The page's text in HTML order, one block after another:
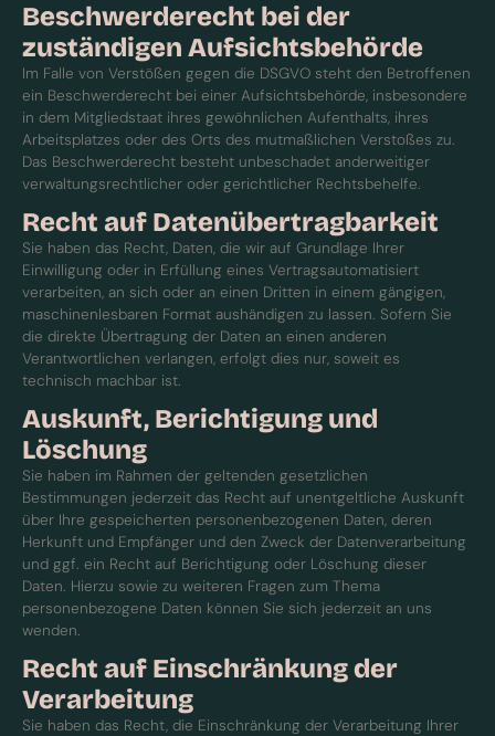
Beschwerderecht bei der
zuständigen Aufsichtsbehörde
Im Falle von Verstößen gegen die DSGVO steht den Betroffenen
ein Beschwerderecht bei einer Aufsichtsbehörde, insbesondere
in dem Mitgliedstaat ihres gewöhnlichen Aufenthalts, ihres
Arbeitsplatzes oder des Orts des mutmaßlichen Verstoßes zu.
Das Beschwerderecht besteht unbeschadet anderweitiger
verwaltungsrechtlicher oder gerichtlicher Rechtsbehelfe.
Recht auf Datenübertragbarkeit
Sie haben das Recht, Daten, die wir auf Grundlage Ihrer
Einwilligung oder in Erfüllung eines Vertragsautomatisiert
verarbeiten, an sich oder an einen Dritten in einem gängigen,
maschinenlesbaren Format aushändigen zu lassen. Sofern Sie
die direkte Übertragung der Daten an einen anderen
Verantwortlichen verlangen, erfolgt dies nur, soweit es
technisch machbar ist.
Auskunft, Berichtigung und
Löschung
Sie haben im Rahmen der geltenden gesetzlichen
Bestimmungen jederzeit das Recht auf unentgeltliche Auskunft
über Ihre gespeicherten personenbezogenen Daten, deren
Herkunft und Empfänger und den Zweck der Datenverarbeitung
und ggf. ein Recht auf Berichtigung oder Löschung dieser
Daten. Hierzu sowie zu weiteren Fragen zum Thema
personenbezogene Daten können Sie sich jederzeit an uns
wenden.
Recht auf Einschränkung der
Verarbeitung
Sie haben das Recht, die Einschränkung der Verarbeitung Ihrer